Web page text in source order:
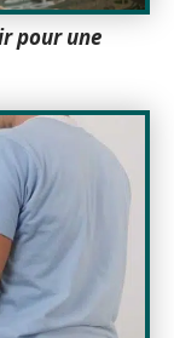
pour une